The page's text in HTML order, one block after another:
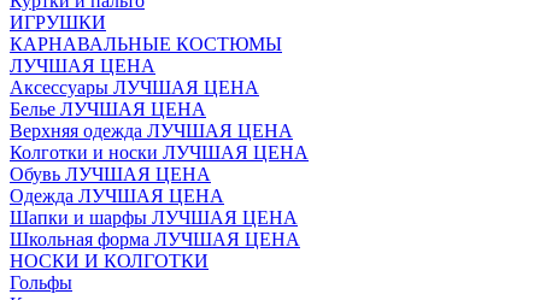
ИГРУШКИ
КАРНАВАЛЬНЫЕ КОСТЮМЫ
ЛУЧШАЯ ЦЕНА
Аксессуары ЛУЧШАЯ ЦЕНА
Белье ЛУЧШАЯ ЦЕНА
Верхняя одежда ЛУЧШАЯ ЦЕНА
Колготки и носки ЛУЧШАЯ ЦЕНА
Обувь ЛУЧШАЯ ЦЕНА
Одежда ЛУЧШАЯ ЦЕНА
Шапки и шарфы ЛУЧШАЯ ЦЕНА
Школьная форма ЛУЧШАЯ ЦЕНА
НОСКИ И КОЛГОТКИ
Гольфы